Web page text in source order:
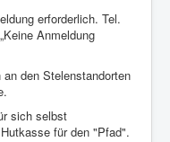
erforderlich. Tel.
Anmeldung
den Stelenstandorten
sich selbst
für den "Pfad".